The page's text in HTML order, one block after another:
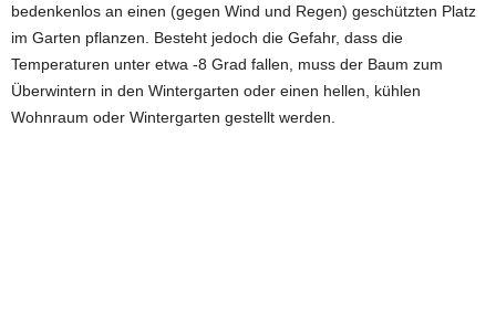
bedenkenlos an einen (gegen Wind und Regen) geschützten Platz
im Garten pflanzen. Besteht jedoch die Gefahr, dass die
Temperaturen unter etwa -8 Grad fallen, muss der Baum zum
Überwintern in den Wintergarten oder einen hellen, kühlen
Wohnraum oder Wintergarten gestellt werden.